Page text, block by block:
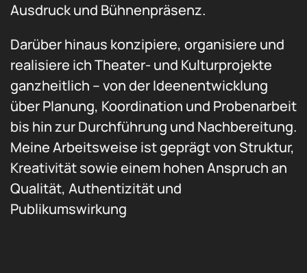
Ausdruck und Bühnenpräsenz.
Darüber hinaus konzipiere, organisiere und
realisiere ich Theater- und Kulturprojekte
ganzheitlich – von der Ideenentwicklung
über Planung, Koordination und Probenarbeit
bis hin zur Durchführung und Nachbereitung.
Meine Arbeitsweise ist geprägt von Struktur,
Kreativität sowie einem hohen Anspruch an
Qualität, Authentizität und
Publikumswirkung